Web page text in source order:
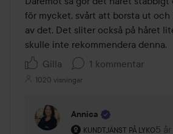
för mycket, svårt att borsta ut
av det. Det sliter också på håret
skulle inte rekommendera denna.
Gilla
1 kommentar
1020 visningar
Annica
KUNDTJÄNST PÅ LYKO
Användarens roll: 5 år